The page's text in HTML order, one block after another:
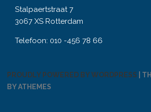
Stalpaertstraat 7
3067 XS Rotterdam
Telefoon: 010 -456 78 66
PROUDLY POWERED BY WORDPRESS
BY ATHEMES